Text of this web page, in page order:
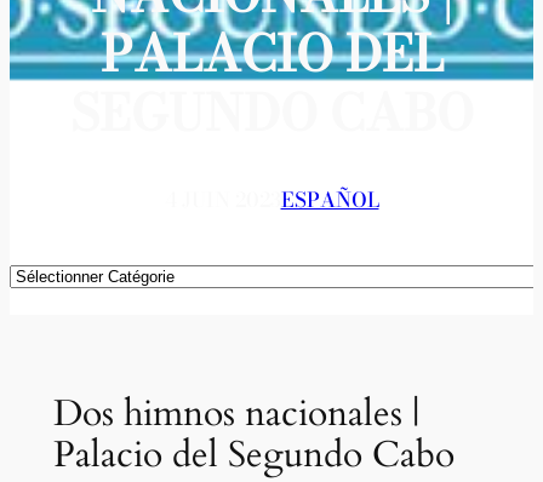
PALACIO DEL
ESPAÑOL
Catégories
Dos himnos nacionales |
Palacio del Segundo Cabo